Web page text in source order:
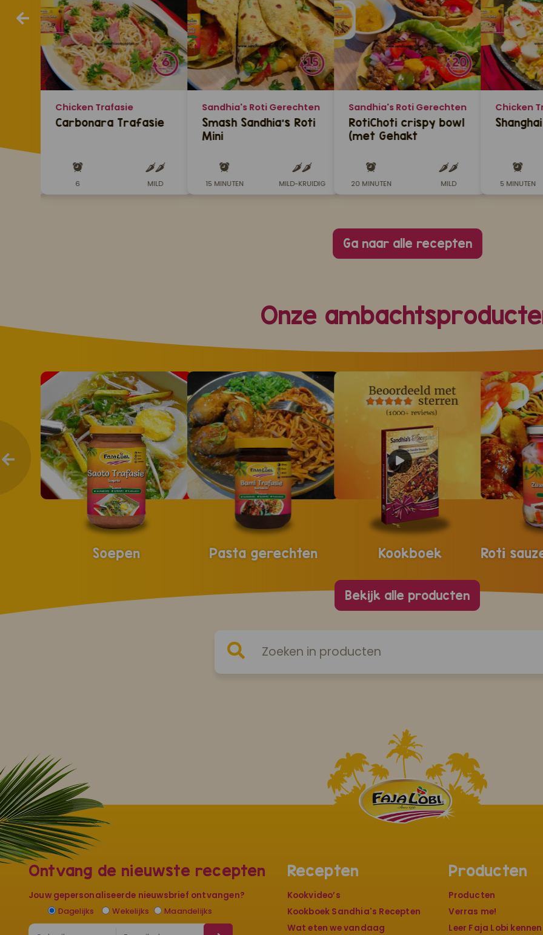
Chicken Trafasie
Carbonara Trafasie
6 MILD
Sandhia's Roti Gerechten
Smash Sandhia's Roti
Mini
15 MINUTEN MILD-KRUIDIG
Sandhia's Roti Gerechten
RotiChoti crispy bowl
(met Gehakt
20 MINUTEN MILD
Chicken
5 MINUTEN
Ga naar alle recepten
Onze
Soepen Pasta gerechten Kookboek
Bekijk alle producten
Ontvang de nieuwste recepten
Jouw gepersonaliseerde nieuwsbrief ontvangen?
Dagelijks Wekelijks Maandelijks
Recepten
Kookvideo’s
Kookboek Sandhia's Recepten
Wat eten we vandaag
Producten
Producten
Verras me!
Leer Faja Lobi kennen